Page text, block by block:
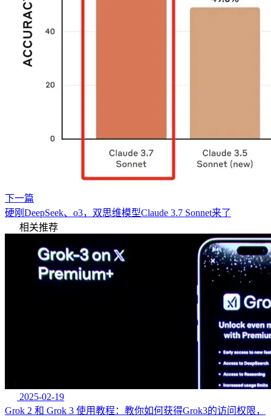
下一篇
硬刚DeepSeek、o3，双思维模型Claude 3.7 Sonnet来了
相关推荐
2025-02-19
Grok 2 和 Grok 3 使用教程：教你如何获得Grok3的访问权限，